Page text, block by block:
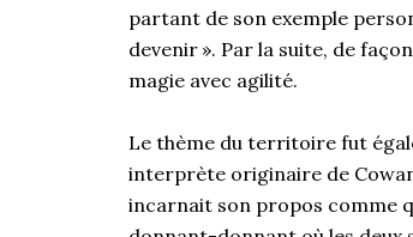
partant de son exemple
devenir ». Par la suite, de
magie avec agilité.
Le thème du territoire fut
interprète originaire de
incarnait son propos comme